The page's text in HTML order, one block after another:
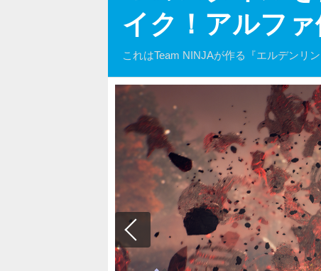
イク！アルフ
これはTeam NINJAが作る『エルデンリ